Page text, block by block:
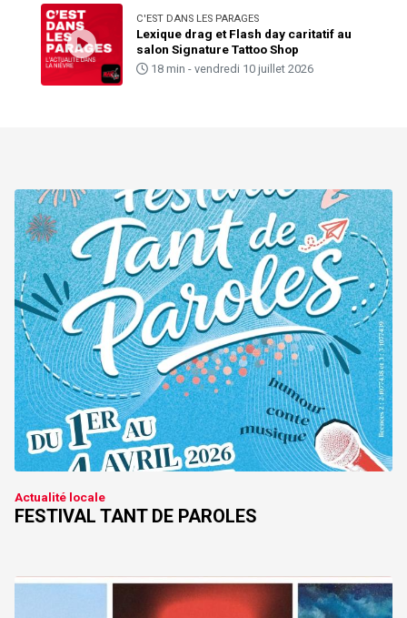
C'EST DANS LES PARAGES
Lexique drag et Flash day caritatif au
salon Signature Tattoo Shop
18 min - vendredi 10 juillet 2026
Actualité locale
FESTIVAL TANT DE PAROLES